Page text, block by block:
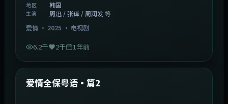
地区 韩国
主演
周迅 / 张译 / 周润发 等
爱情· 2025 · 电视剧
6.2千 2千 1年前
最新
爱情全保粤语·篇2